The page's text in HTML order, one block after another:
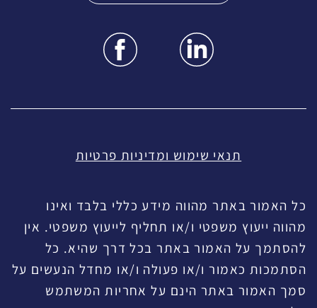
תנאי שימוש ומדיניות פרטיות
כל האמור באתר מהווה מידע כללי בלבד ואינו
מהווה ייעוץ משפטי ו/או תחליף לייעוץ משפטי. אין
להסתמך על האמור באתר בכל דרך שהיא. כל
הסתמכות כאמור ו/או פעולה ו/או מחדל הנעשים על
סמך האמור באתר הינם על אחריות המשתמש